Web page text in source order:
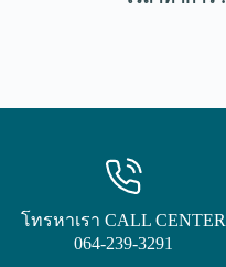
โทรหาเรา CALL CENTER
064-239-3291